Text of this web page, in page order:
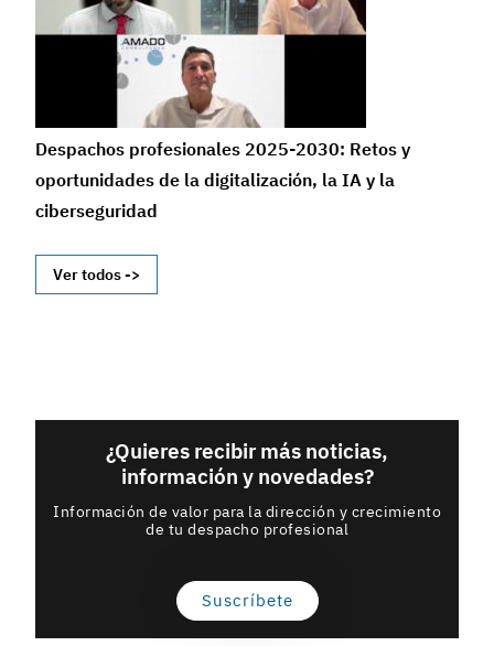
Despachos profesionales 2025-2030: Retos y
oportunidades de la digitalización, la IA y la
ciberseguridad
Ver todos ->
¿Quieres recibir más noticias,
información y novedades?
Información de valor para la dirección y crecimiento
de tu despacho profesional
Suscríbete